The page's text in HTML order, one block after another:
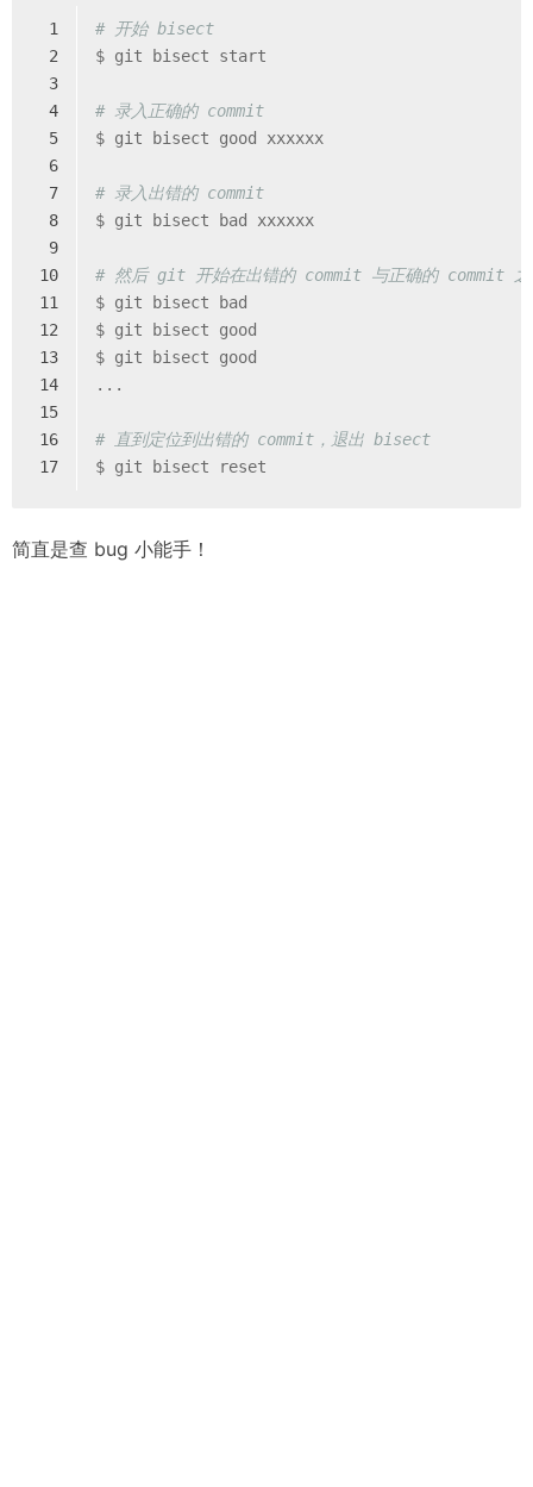
1
2
3
4
5
6
7
8
9
10
11
12
13
14
15
16
17
# 开始 bisect
$ git bisect start
# 录入正确的 commit
$ git bisect good xxxxxx
# 录入出错的 commit
$ git bisect bad xxxxxx
# 然后 git 开始在出错的 commit 与正确的 commit 之间
$ git bisect bad
$ git bisect good
$ git bisect good
...
# 直到定位到出错的 commit，退出 bisect
$ git bisect reset
简直是查 bug 小能手！